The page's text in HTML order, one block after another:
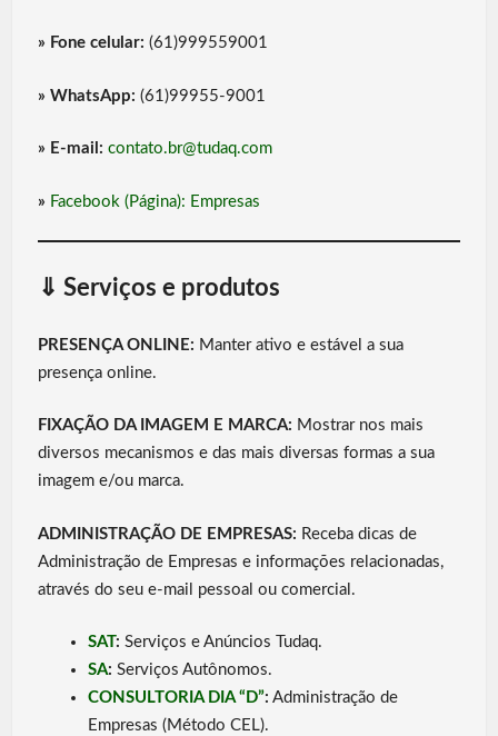
» Fone celular: (61)999559001
» WhatsApp: (61)99955-9001
» E-mail: contato.br@tudaq.com
» Facebook (Página): Empresas
⇓ Serviços e produtos
PRESENÇA ONLINE: Manter ativo e estável a sua
presença online.
FIXAÇÃO DA IMAGEM E MARCA: Mostrar nos mais
diversos mecanismos e das mais diversas formas a sua
imagem e/ou marca.
ADMINISTRAÇÃO DE EMPRESAS: Receba dicas de
Administração de Empresas e informações relacionadas,
através do seu e-mail pessoal ou comercial.
SAT: Serviços e Anúncios Tudaq.
SA: Serviços Autônomos.
CONSULTORIA DIA “D”: Administração de
Empresas (Método CEL).